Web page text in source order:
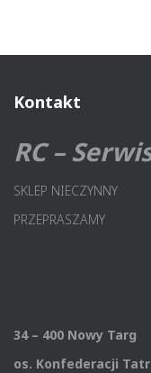
Kontakt
RC –
SKLEP NIECZYNNY
PRZEPRASZAMY
34 – 400 Nowy Targ
os. Konfederacji